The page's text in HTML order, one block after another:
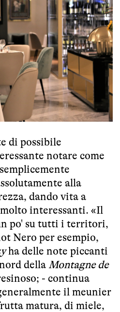
di possibile
notare come
alla
dando vita a
interessanti. «Il
po' su tutti i territori,
Nero per esempio,
ha delle note piccanti
della Montagne de
- continua
il meunier
matura, di miele,